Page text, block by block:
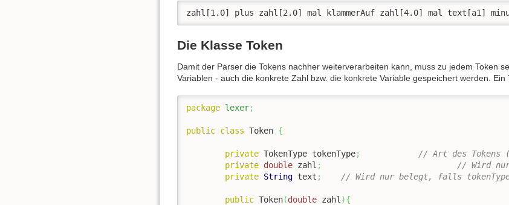
zahl[1.0] plus zahl[2.0] mal klammerAuf zahl[4.0] mal text[a1]
Die Klasse Token
Damit der Parser die Tokens nachher weiterverarbeiten kann, muss zu jedem Token
Variablen - auch die konkrete Zahl bzw. die konkrete Variable gespeichert werden.
package lexer;
public class Token {
private TokenType tokenType;
// Art des Tokens
private double zahl ;
// Wird nur
private String text ; // Wird nur belegt, falls tokenType
public Token(double zahl ){